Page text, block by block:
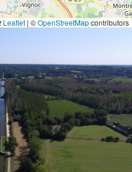
Leaflet | ©OpenStreetMapcontributors